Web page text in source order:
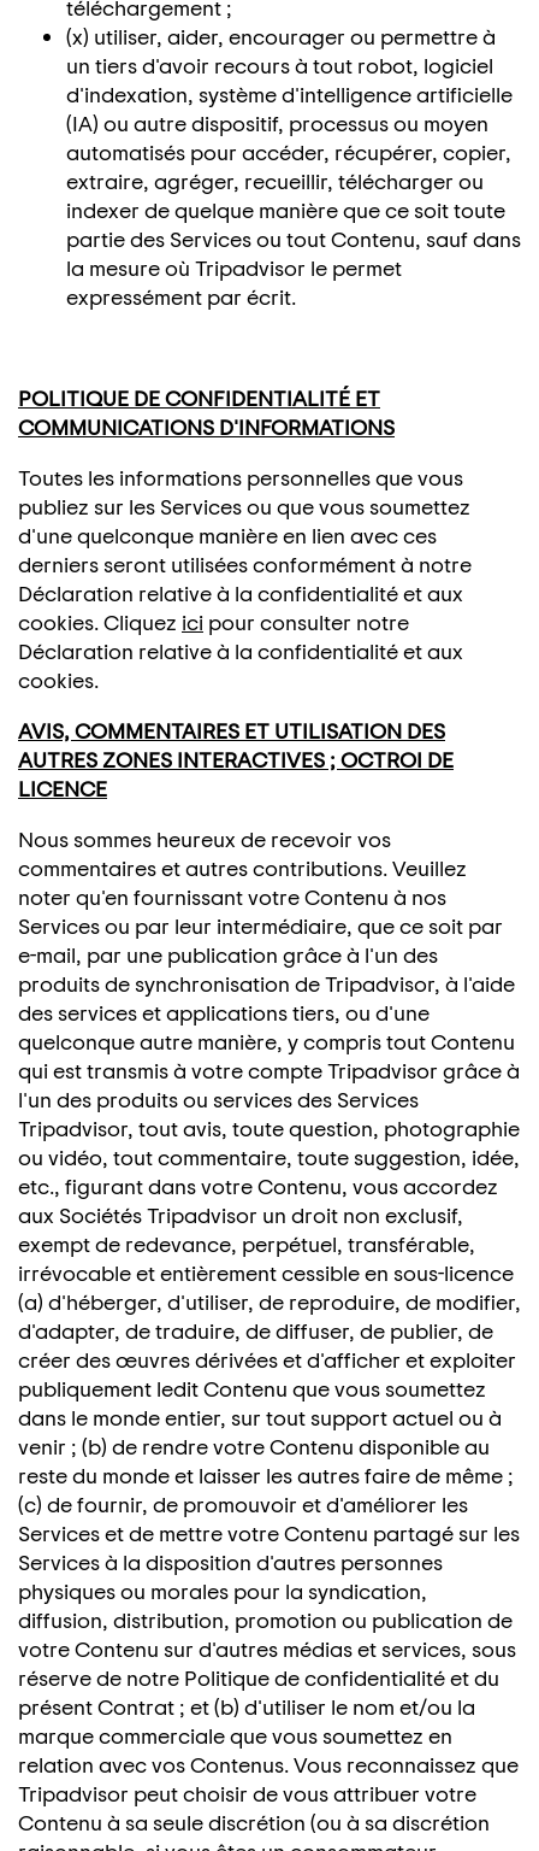
téléchargement ;
(x) utiliser, aider, encourager ou permettre à
un tiers d'avoir recours à tout robot, logiciel
d'indexation, système d'intelligence artificielle
(IA) ou autre dispositif, processus ou moyen
automatisés pour accéder, récupérer, copier,
extraire, agréger, recueillir, télécharger ou
indexer de quelque manière que ce soit toute
partie des Services ou tout Contenu, sauf dans
la mesure où Tripadvisor le permet
expressément par écrit.
POLITIQUE DE CONFIDENTIALITÉ ET
COMMUNICATIONS D'INFORMATIONS
Toutes les informations personnelles que vous
publiez sur les Services ou que vous soumettez
d'une quelconque manière en lien avec ces
derniers seront utilisées conformément à notre
Déclaration relative à la confidentialité et aux
cookies. Cliquez ici pour consulter notre
Déclaration relative à la confidentialité et aux
cookies.
AVIS, COMMENTAIRES ET UTILISATION DES
AUTRES ZONES INTERACTIVES ; OCTROI DE
LICENCE
Nous sommes heureux de recevoir vos
commentaires et autres contributions. Veuillez
noter qu'en fournissant votre Contenu à nos
Services ou par leur intermédiaire, que ce soit par
e-mail, par une publication grâce à l'un des
produits de synchronisation de Tripadvisor, à l'aide
des services et applications tiers, ou d'une
quelconque autre manière, y compris tout Contenu
qui est transmis à votre compte Tripadvisor grâce à
l'un des produits ou services des Services
Tripadvisor, tout avis, toute question, photographie
ou vidéo, tout commentaire, toute suggestion, idée,
etc., figurant dans votre Contenu, vous accordez
aux Sociétés Tripadvisor un droit non exclusif,
exempt de redevance, perpétuel, transférable,
irrévocable et entièrement cessible en sous-licence
(a) d'héberger, d'utiliser, de reproduire, de modifier,
d'adapter, de traduire, de diffuser, de publier, de
créer des œuvres dérivées et d'afficher et exploiter
publiquement ledit Contenu que vous soumettez
dans le monde entier, sur tout support actuel ou à
venir ; (b) de rendre votre Contenu disponible au
reste du monde et laisser les autres faire de même ;
(c) de fournir, de promouvoir et d'améliorer les
Services et de mettre votre Contenu partagé sur les
Services à la disposition d'autres personnes
physiques ou morales pour la syndication,
diffusion, distribution, promotion ou publication de
votre Contenu sur d'autres médias et services, sous
réserve de notre Politique de confidentialité et du
présent Contrat ; et (b) d'utiliser le nom et/ou la
marque commerciale que vous soumettez en
relation avec vos Contenus. Vous reconnaissez que
Tripadvisor peut choisir de vous attribuer votre
Contenu à sa seule discrétion (ou à sa discrétion